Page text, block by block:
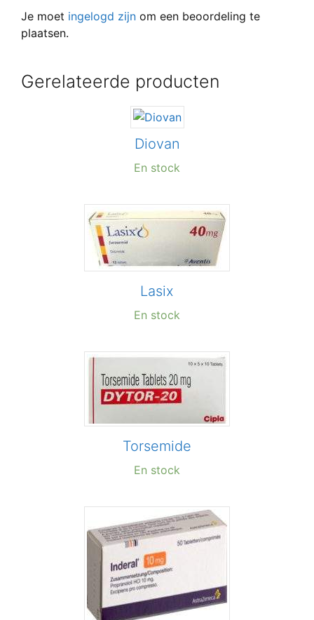
Je moet ingelogd zijn om een beoordeling te
plaatsen.
Gerelateerde producten
Diovan
En stock
Lasix
En stock
Torsemide
En stock